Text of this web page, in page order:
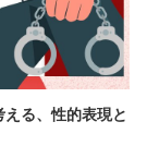
る、性的表現と